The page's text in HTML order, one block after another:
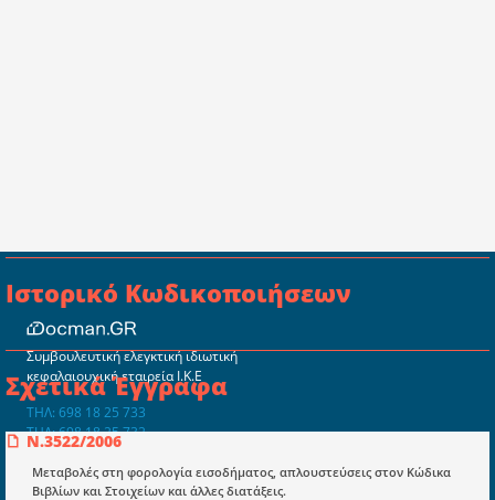
Ιστορικό Κωδικοποιήσεων
Σχετικά Έγγραφα
Ν.3522/2006
Μεταβολές στη φορολογία εισοδήματος, απλουστεύσεις στον Κώδικα
Βιβλίων και Στοιχείων και άλλες διατάξεις.
Συμβουλευτική ελεγκτική ιδιωτική
κεφαλαιουχική εταιρεία Ι.Κ.Ε
ΤΗΛ: 698 18 25 733
ΤΗΛ: 698 18 25 732
mydocmangr@gmail.com
Docman.gr